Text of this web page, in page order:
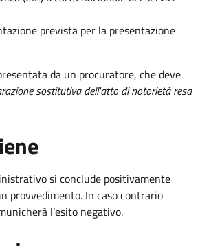
prevista per la presentazione
da un procuratore, che deve
sostitutiva dell'atto di notorietà resa
si conclude positivamente
provvedimento. In caso contrario
l’esito negativo.